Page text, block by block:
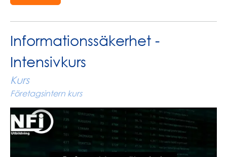
Informationssäkerhet -
Intensivkurs
Kurs
Företagsintern kurs